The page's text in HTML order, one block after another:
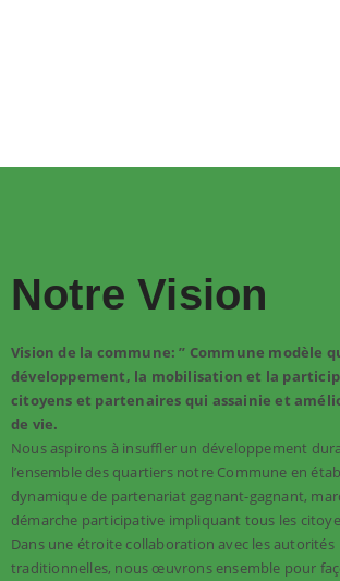
Notre Vision
Vision de la commune: ” Commune modèle
développement, la mobilisation et la
citoyens et partenaires qui assainie et
de vie.
Nous aspirons à insuffler un développement
l’ensemble des quartiers notre Commune en
dynamique de partenariat gagnant-gagnant,
démarche participative impliquant tous les
Dans une étroite collaboration avec les autorités
traditionnelles, nous œuvrons ensemble pour